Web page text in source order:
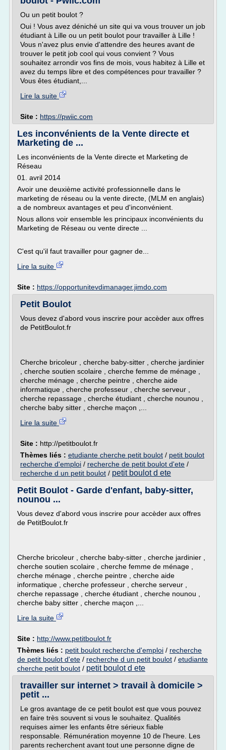
Ou un petit boulot ?
Oui ! Vous avez déniché un site qui va vous trouver un job
étudiant à Lille ou un petit boulot pour travailler à Lille !
Vous n'avez plus envie d'attendre des heures avant de
trouver le petit job cool qui vous convient ? Vous
souhaitez arrondir vos fins de mois, vous habitez à Lille et
avez du temps libre et des compétences pour travailler ?
Vous êtes étudiant,...
Lire la suite
Site : https://pwiic.com
Les inconvénients de la Vente directe et
Marketing de ...
Les inconvénients de la Vente directe et Marketing de
Réseau
01. avril 2014
Avoir une deuxième activité professionnelle dans le
marketing de réseau ou la vente directe, (MLM en anglais)
a de nombreux avantages et peu d'inconvénient.
Nous allons voir ensemble les principaux inconvénients du
Marketing de Réseau ou vente directe ...
C'est qu'il faut travailler pour gagner de...
Lire la suite
Site : https://opportunitevdimanager.jimdo.com
Petit Boulot
Vous devez d'abord vous inscrire pour accèder aux offres
de PetitBoulot.fr
Cherche bricoleur , cherche baby-sitter , cherche jardinier
, cherche soutien scolaire , cherche femme de ménage ,
cherche ménage , cherche peintre , cherche aide
informatique , cherche professeur , cherche serveur ,
cherche repassage , cherche étudiant , cherche nounou ,
cherche baby sitter , cherche maçon ,...
Lire la suite
Site : http://petitboulot.fr
Thèmes liés : etudiante cherche petit boulot / petit boulot
recherche d'emploi / recherche de petit boulot d'ete /
recherche d un petit boulot / petit boulot d ete
Petit Boulot - Garde d'enfant, baby-sitter,
nounou ...
Vous devez d'abord vous inscrire pour accèder aux offres
de PetitBoulot.fr
Cherche bricoleur , cherche baby-sitter , cherche jardinier ,
cherche soutien scolaire , cherche femme de ménage ,
cherche ménage , cherche peintre , cherche aide
informatique , cherche professeur , cherche serveur ,
cherche repassage , cherche étudiant , cherche nounou ,
cherche baby sitter , cherche maçon ,...
Lire la suite
Site : http://www.petitboulot.fr
Thèmes liés : petit boulot recherche d'emploi / recherche
de petit boulot d'ete / recherche d un petit boulot / etudiante
cherche petit boulot / petit boulot d ete
travailler sur internet > travail à domicile >
petit ...
Le gros avantage de ce petit boulot est que vous pouvez
en faire très souvent si vous le souhaitez. Qualités
requises aimer les enfants être sérieux fiable
responsable. Rémunération moyenne 10 de l'heure. Les
parents recherchent avant tout une personne digne de